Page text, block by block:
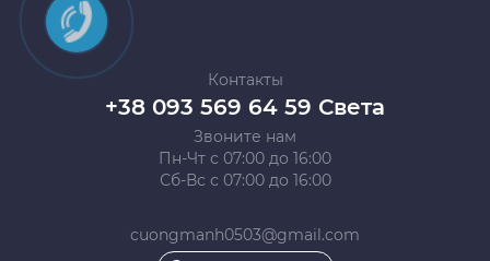
Контакты
+38 093 569 64 59 Света
Звоните нам
Пн-Чт с 07:00 до 16:00
Сб-Вс с 07:00 до 16:00
cuongmanh0503@gmail.com